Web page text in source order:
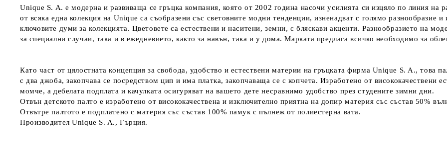
Unique S. A. е модерна и развиваща се гръцка компания, която от 2002 година насочи усилията си изцяло по линия на
от всяка една колекция на Unique са съобразени със световните модни тенденции, изненадват с голямо разнообразие
ключовите думи за колекцията. Цветовете са естествени и наситени, земни, с бляскави акценти. Разнообразието на
за специални случаи, така и в ежедневието, както за навън, така и у дома. Марката предлага всичко необходимо за
Като част от цялостната концепция за свобода, удобство и естествени материи на гръцката фирма Unique S. A., това
с два джоба, закопчава се посредством цип и има платка, закопчаваща се с копчета. Изработено от висококачествени
момче, а дебелата подплата и качулката осигуряват на вашето дете несравнимо удобство през студените зимни дни.
Отвън детското палто е изработено от висококачествена и изключително приятна на допир материя със състав 50%
Отвътре палтото е подплатено с материя със състав 100% памук с пълнеж от полиестерна вата.
Производител Unique S. A., Гърция.